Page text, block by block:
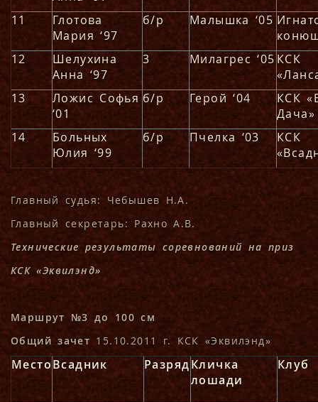
11
Глотова
Мария ‘97
б/р Малышка ‘05
12
Шелухина
Анна ‘97
3 Милагрес ‘05 КСК
13
Ложис Софья
‘01
б/р Герой ‘04
КСК
Дача»
14
Больных
Юлия ‘99
б/р Пчелка ‘03
КСК
Главный судья: Чебышев Н.А.
Главный секретарь: Рахно А.В.
Технические результаты соревнований на приз
КСК «Эквилэнд»
Маршрут №3 до 100 см
Общий зачет 15.10.2011 г. КСК «Эквилэнд»
МестоВсадник РазрядКличка
лошади
Клуб